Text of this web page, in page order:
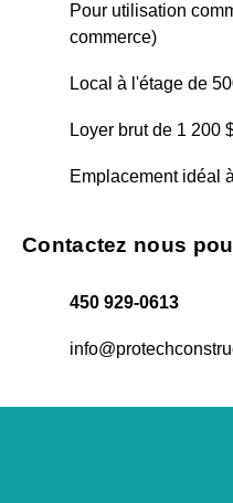
Pour utilisation
commerce)
Local à l'étage de
Loyer brut de 1 200
Emplacement idéal
Contactez nous
450 929-0613